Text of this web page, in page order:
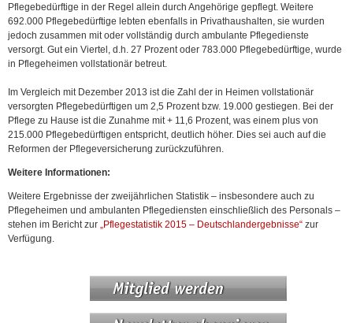
Pflegebedürftige in der Regel allein durch Angehörige gepflegt. Weitere
692.000 Pflegebedürftige lebten ebenfalls in Privathaushalten, sie wurden
jedoch zusammen mit oder vollständig durch ambulante Pflegedienste
versorgt. Gut ein Viertel, d.h. 27 Prozent oder 783.000 Pflegebedürftige, wurde
in Pflegeheimen vollstationär betreut.
Im Vergleich mit Dezember 2013 ist die Zahl der in Heimen vollstationär
versorgten Pflegebedürftigen um 2,5 Prozent bzw. 19.000 gestiegen. Bei der
Pflege zu Hause ist die Zunahme mit + 11,6 Prozent, was einem plus von
215.000 Pflegebedürftigen entspricht, deutlich höher. Dies sei auch auf die
Reformen der Pflegeversicherung zurückzuführen.
Weitere Informationen:
Weitere Ergebnisse der zweijährlichen Statistik – insbesondere auch zu
Pflegeheimen und ambulanten Pflegediensten einschließlich des Personals –
stehen im Bericht zur „Pflegestatistik 2015 – Deutschlandergebnisse“ zur
Verfügung.